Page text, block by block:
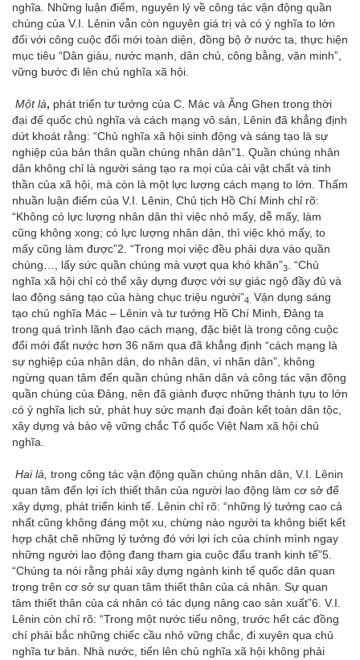
nghĩa. Những luận điểm, nguyên lý về công tác vận động quần
chúng của V.I. Lênin vẫn còn nguyên giá trị và có ý nghĩa to lớn
đối với công cuộc đổi mới toàn diện, đồng bộ ở nước ta, thực hiện
mục tiêu “Dân giàu, nước mạnh, dân chủ, công bằng, văn minh”,
vững bước đi lên chủ nghĩa xã hội.
Một là, phát triển tư tưởng của C. Mác và Ăng Ghen trong thời
đại đế quốc chủ nghĩa và cách mạng vô sản, Lênin đã khẳng định
dứt khoát rằng: “Chủ nghĩa xã hội sinh động và sáng tạo là sự
nghiệp của bản thân quần chúng nhân dân”1. Quần chúng nhân
dân không chỉ là người sáng tạo ra mọi của cải vật chất và tinh
thần của xã hội, mà còn là một lực lượng cách mạng to lớn. Thấm
nhuần luận điểm của V.I. Lênin, Chủ tịch Hồ Chí Minh chỉ rõ:
“Không có lực lượng nhân dân thì việc nhỏ mấy, dễ mấy, làm
cũng không xong; có lực lượng nhân dân, thì việc khó mấy, to
mấy cũng làm được”2. “Trong mọi việc đều phải dựa vào quần
chúng…, lấy sức quần chúng mà vượt qua khó khăn”­3. “Chủ
nghĩa xã hội chỉ có thể xây dựng được với sự giác ngộ đầy đủ và
lao động sáng tạo của hàng chục triệu người”4. Vận dụng sáng
tạo chủ nghĩa Mác – Lênin và tư tưởng Hồ Chí Minh, Đảng ta
trong quá trình lãnh đạo cách mạng, đặc biệt là trong công cuộc
đổi mới đất nước hơn 36 năm qua đã khẳng định “cách mạng là
sự nghiệp của nhân dân, do nhân dân, vì nhân dân”, không
ngừng quan tâm đến quần chúng nhân dân và công tác vận động
quần chúng của Đảng, nên đã giành được những thành tựu to lớn
có ý nghĩa lịch sử, phát huy sức mạnh đại đoàn kết toàn dân tộc,
xây dựng và bảo vệ vững chắc Tổ quốc Việt Nam xã hội chủ
nghĩa.
Hai là, trong công tác vận động quần chúng nhân dân, V.I. Lênin
quan tâm đến lợi ích thiết thân của người lao động làm cơ sở để
xây dựng, phát triển kinh tế. Lênin chỉ rõ: “những lý tưởng cao cả
nhất cũng không đáng một xu, chừng nào người ta không biết kết
hợp chặt chẽ những lý tưởng đó với lợi ích của chính mình ngay
những người lao động đang tham gia cuộc đấu tranh kinh tế”5.
“Chúng ta nói rằng phải xây dựng ngành kinh tế quốc dân quan
trọng trên cơ sở sự quan tâm thiết thân của cá nhân. Sự quan
tâm thiết thân của cá nhân có tác dụng nâng cao sản xuất”6. V.I.
Lênin còn chỉ rõ: “Trong một nước tiểu nông, trước hết các đồng
chí phải bắc những chiếc cầu nhỏ vững chắc, đi xuyên qua chủ
nghĩa tư bản. Nhà nước, tiến lên chủ nghĩa xã hội không phải